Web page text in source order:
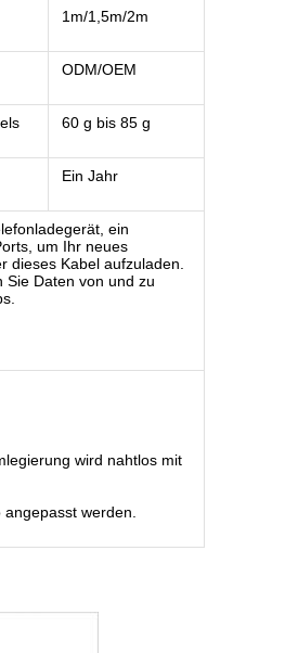
1m/1,5m/2m
ODM/OEM
60 g bis 85 g
Ein Jahr
ein
um Ihr neues
dieses Kabel aufzuladen.
Sie Daten von und zu
wird nahtlos mit
werden.